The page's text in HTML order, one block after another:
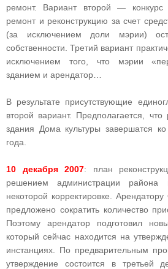
ремонт. Вариант второй — конкурс
ремонт и реконструкцию за счет
(за исключением доли мэрии)
собственности. Третий вариант
исключением того, что мэрии
зданием и арендатор…
В результате присутствующие
второй вариант. Предполагается, что
здания Дома культуры завершатся
года.
10 декабря 2007: план
решением администрации
некоторой корректировке.
предложено сократить количество
Поэтому арендатор подготовил
который сейчас находится на
инстанциях. По предварительным
утверждение состоится в третьей